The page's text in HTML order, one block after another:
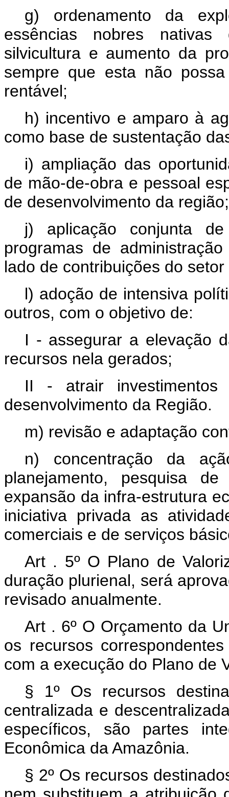
g) ordenamento da
essências nobres
silvicultura e aumento da
sempre que esta não
rentável;
h) incentivo e amparo à
como base de sustentação
i) ampliação das
de mão-de-obra e pessoal
de desenvolvimento da região;
j) aplicação conjunta
programas de
lado de contribuições do
l) adoção de intensiva
outros, com o objetivo de:
I - assegurar a elevação
recursos nela gerados;
II - atrair
desenvolvimento da Região.
m) revisão e adaptação
n) concentração da
planejamento, pesquisa
expansão da infra-estrutura
iniciativa privada as
comerciais e de serviços
Art . 5º O Plano de
duração plurienal, será
revisado anualmente.
Art . 6º O Orçamento da
os recursos
com a execução do Plano de
§ 1º Os recursos
centralizada e
específicos, são partes
Econômica da Amazônia.
§ 2º Os recursos